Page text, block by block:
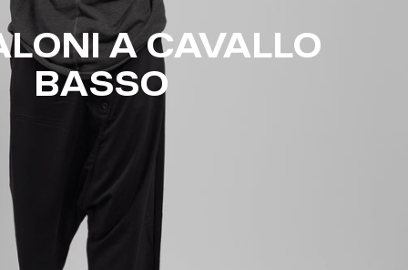
A CAVALLO
BASSO